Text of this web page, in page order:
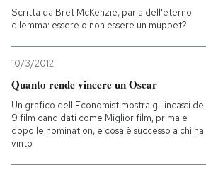
Scritta da Bret McKenzie, parla dell'eterno
dilemma: essere o non essere un muppet?
10/3/2012
Quanto rende vincere un Oscar
Un grafico dell'Economist mostra gli incassi dei
9 film candidati come Miglior film, prima e
dopo le nomination, e cosa è successo a chi ha
vinto